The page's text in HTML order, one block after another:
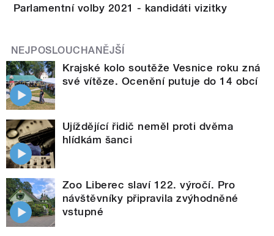
Parlamentní volby 2021 - kandidáti vizitky
NEJPOSLOUCHANĚJŠÍ
Krajské kolo soutěže Vesnice roku zná
své vítěze. Ocenění putuje do 14 obcí
Ujíždějící řidič neměl proti dvěma
hlídkám šanci
Zoo Liberec slaví 122. výročí. Pro
návštěvníky připravila zvýhodněné
vstupné